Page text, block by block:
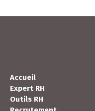
Accueil
Expert RH